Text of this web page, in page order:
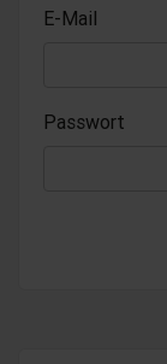
E-Mail
Passwort